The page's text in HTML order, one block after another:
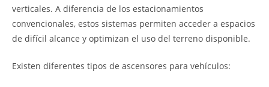
verticales. A diferencia de los estacionamientos
convencionales, estos sistemas permiten acceder a espacios
de difícil alcance y optimizan el uso del terreno disponible.
Existen diferentes tipos de ascensores para vehículos: